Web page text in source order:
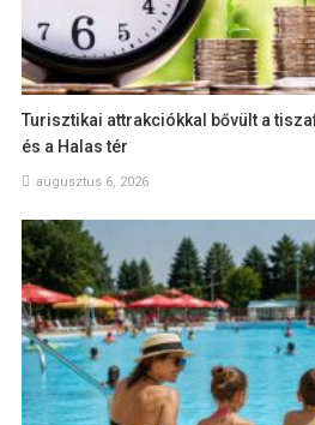
Turisztikai attrakciókkal bővült a
és a Halas tér
augusztus 6, 2026